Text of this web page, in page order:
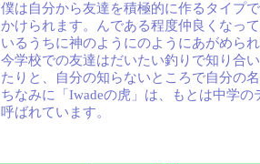
僕は自分から友達を積極的に作るタイプ
かけられます。んである程度仲良くなっ
いるうちに神のようにのようにあがめら
今学校での友達はだいたい釣りで知り合
たりと、自分の知らないところで自分の
ちなみに「Iwadeの虎」は、もとは中学
呼ばれています。